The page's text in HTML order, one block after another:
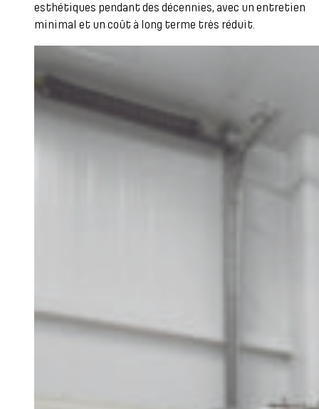
esthétiques pendant des décennies, avec un entretien
minimal et un coût à long terme très réduit.